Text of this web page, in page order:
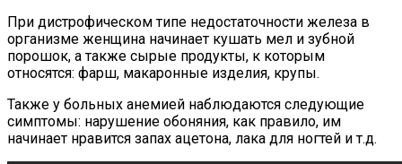
При дистрофическом типе недостаточности железа в
организме женщина начинает кушать мел и зубной
порошок, а также сырые продукты, к которым
относятся: фарш, макаронные изделия, крупы.
Также у больных анемией наблюдаются следующие
симптомы: нарушение обоняния, как правило, им
начинает нравится запах ацетона, лака для ногтей и т.д.